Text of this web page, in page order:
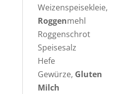
Weizenspeisekleie,
Roggenmehl
Roggenschrot
Speisesalz
Hefe
Gewürze, Gluten
Milch